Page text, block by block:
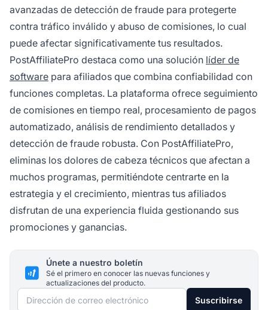
avanzadas de detección de fraude para protegerte
contra tráfico inválido y abuso de comisiones, lo cual
puede afectar significativamente tus resultados.
PostAffiliatePro destaca como una solución líder de
software para afiliados que combina confiabilidad con
funciones completas. La plataforma ofrece seguimiento
de comisiones en tiempo real, procesamiento de pagos
automatizado, análisis de rendimiento detallados y
detección de fraude robusta. Con PostAffiliatePro,
eliminas los dolores de cabeza técnicos que afectan a
muchos programas, permitiéndote centrarte en la
estrategia y el crecimiento, mientras tus afiliados
disfrutan de una experiencia fluida gestionando sus
promociones y ganancias.
Únete a nuestro boletín
Sé el primero en conocer las nuevas funciones y
actualizaciones del producto.
Dirección de correo electrónico Suscribirse